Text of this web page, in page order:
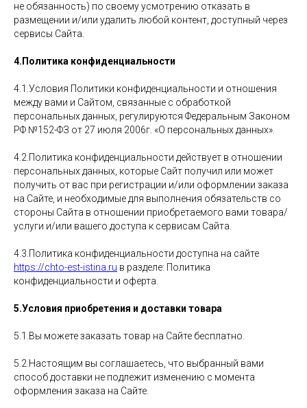
не обязанность) по своему усмотрению отказать в
размещении и/или удалить любой контент, доступный через
сервисы Сайта.
4.Политика конфиденциальности
4.1.Условия Политики конфиденциальности и отношения
между вами и Сайтом, связанные с обработкой
персональных данных, регулируются Федеральным Законом
РФ №152-ФЗ от 27 июля 2006г. «О персональных данных».
4.2.Политика конфиденциальности действует в отношении
персональных данных, которые Сайт получил или может
получить от вас при регистрации и/или оформлении заказа
на Сайте, и необходимые для выполнения обязательств со
стороны Сайта в отношении приобретаемого вами товара/
услуги и/или вашего доступа к сервисам Сайта.
4.3.Политика конфиденциальности доступна на сайте
https://chto-est-istina.ru в разделе: Политика
конфиденциальности и оферта.
5.Условия приобретения и доставки товара
5.1.Вы можете заказать товар на Сайте бесплатно.
5.2.Настоящим вы соглашаетесь, что выбранный вами
способ доставки не подлежит изменению с момента
оформления заказа на Сайте.